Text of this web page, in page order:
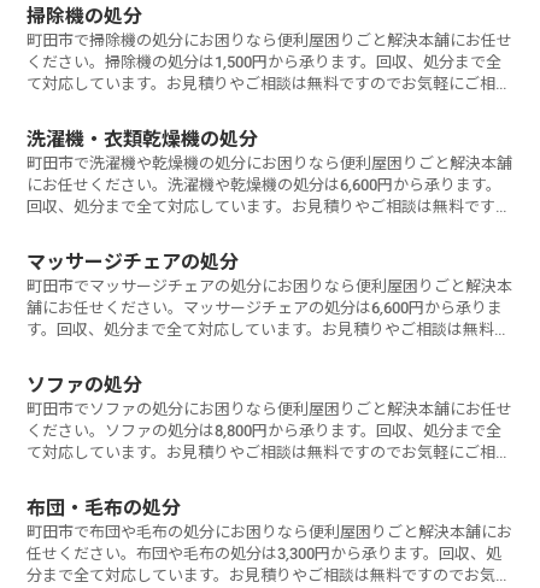
掃除機の処分
町田市で掃除機の処分にお困りなら便利屋困りごと解決本舗にお任せ
ください。掃除機の処分は1,500円から承ります。回収、処分まで全
て対応しています。お見積りやご相談は無料ですのでお気軽にご相談
洗濯機・衣類乾燥機の処分
町田市で洗濯機や乾燥機の処分にお困りなら便利屋困りごと解決本舗
にお任せください。洗濯機や乾燥機の処分は6,600円から承ります。
回収、処分まで全て対応しています。お見積りやご相談は無料ですの
マッサージチェアの処分
町田市でマッサージチェアの処分にお困りなら便利屋困りごと解決本
舗にお任せください。マッサージチェアの処分は6,600円から承りま
す。回収、処分まで全て対応しています。お見積りやご相談は無料で
ソファの処分
町田市でソファの処分にお困りなら便利屋困りごと解決本舗にお任せ
ください。ソファの処分は8,800円から承ります。回収、処分まで全
て対応しています。お見積りやご相談は無料ですのでお気軽にご相談
布団・毛布の処分
町田市で布団や毛布の処分にお困りなら便利屋困りごと解決本舗にお
任せください。布団や毛布の処分は3,300円から承ります。回収、処
分まで全て対応しています。お見積りやご相談は無料ですのでお気軽